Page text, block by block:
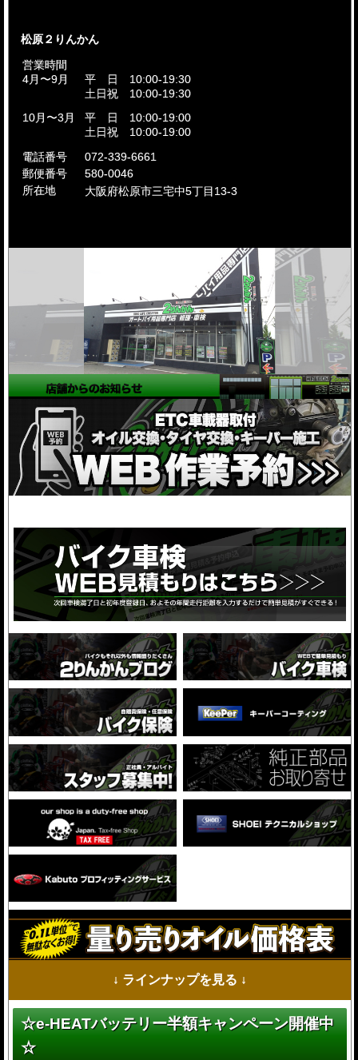
松原２りんかん
営業時間
4月〜9月
平 日 10:00-19:30
土日祝 10:00-19:30
10月〜3月
平 日 10:00-19:00
土日祝 10:00-19:00
電話番号
072-339-6661
郵便番号
580-0046
所在地
大阪府松原市三宅中5丁目13-3
↓ ラインナップを見る ↓
☆e-HEATバッテリー半額キャンペーン開催中
☆